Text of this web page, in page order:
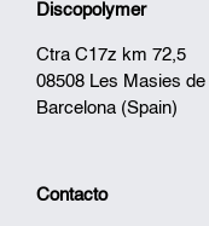
Discopolymer
Ctra C17z km 72,5
08508 Les Masies de
Barcelona (Spain)
Contacto